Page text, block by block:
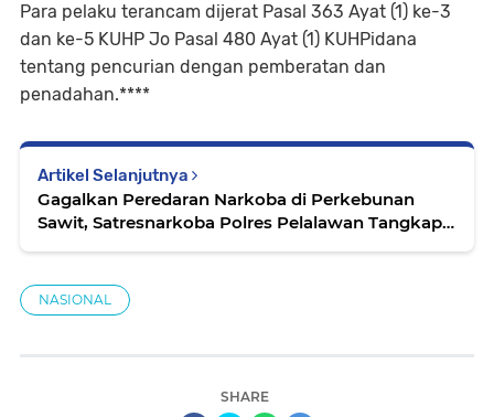
Para pelaku terancam dijerat Pasal 363 Ayat (1) ke-3
dan ke-5 KUHP Jo Pasal 480 Ayat (1) KUHPidana
tentang pencurian dengan pemberatan dan
penadahan.****
Artikel Selanjutnya
Gagalkan Peredaran Narkoba di Perkebunan
Sawit, Satresnarkoba Polres Pelalawan Tangkap
NASIONAL
SHARE